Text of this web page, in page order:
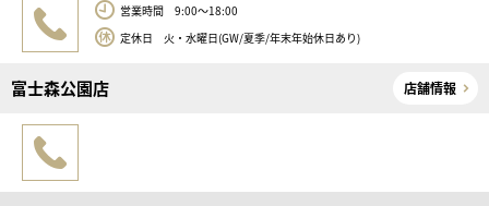
営業時間 9:00～18:00
定休日 火・水曜日(GW/夏季/年末年始休日あり)
富士森公園店 店舗情報